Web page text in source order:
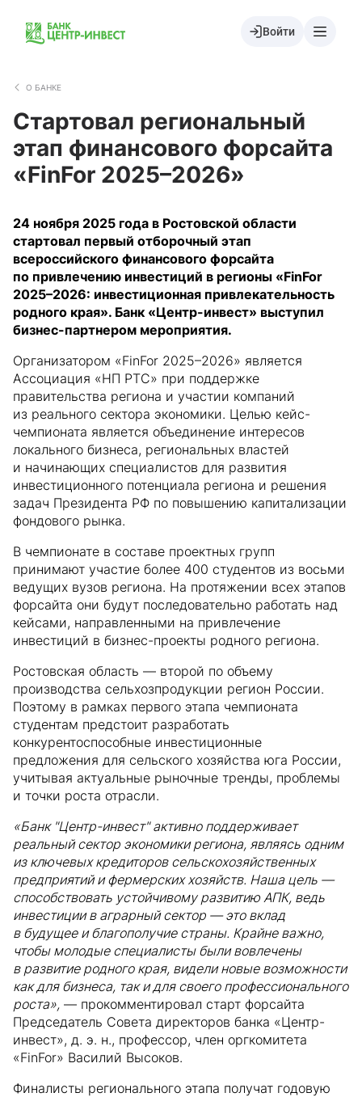
Войти
О БАНКЕ
Стартовал региональный
этап финансового форсайта
«FinFor 2025–2026»
24 ноября 2025 года в Ростовской области
стартовал первый отборочный этап
всероссийского финансового форсайта
по привлечению инвестиций в регионы «FinFor
2025–2026: инвестиционная привлекательность
родного края». Банк «Центр-инвест» выступил
бизнес-партнером мероприятия.
Организатором «FinFor 2025–2026» является
Ассоциация «НП РТС» при поддержке
правительства региона и участии компаний
из реального сектора экономики. Целью кейс-
чемпионата является объединение интересов
локального бизнеса, региональных властей
и начинающих специалистов для развития
инвестиционного потенциала региона и решения
задач Президента РФ по повышению капитализации
фондового рынка.
В чемпионате в составе проектных групп
принимают участие более 400 студентов из восьми
ведущих вузов региона. На протяжении всех этапов
форсайта они будут последовательно работать над
кейсами, направленными на привлечение
инвестиций в бизнес-проекты родного региона.
Ростовская область — второй по объему
производства сельхозпродукции регион России.
Поэтому в рамках первого этапа чемпионата
студентам предстоит разработать
конкурентоспособные инвестиционные
предложения для сельского хозяйства юга России,
учитывая актуальные рыночные тренды, проблемы
и точки роста отрасли.
«Банк "Центр-инвест" активно поддерживает
реальный сектор экономики региона, являясь одним
из ключевых кредиторов сельскохозяйственных
предприятий и фермерских хозяйств. Наша цель —
способствовать устойчивому развитию АПК, ведь
инвестиции в аграрный сектор — это вклад
в будущее и благополучие страны. Крайне важно,
чтобы молодые специалисты были вовлечены
в развитие родного края, видели новые возможности
как для бизнеса, так и для своего профессионального
роста», — прокомментировал старт форсайта
Председатель Совета директоров банка «Центр-
инвест», д. э. н., профессор, член оргкомитета
«FinFor» Василий Высоков.
Финалисты регионального этапа получат годовую